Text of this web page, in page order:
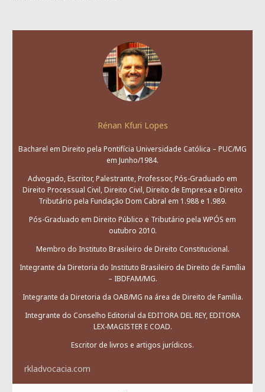
Rénan Kfuri Lopes
Bacharel em Direito pela Pontifícia Universidade Católica – PUC/MG
em Junho/1984.
Advogado, Escritor, Palestrante, Professor, Pós-Graduado em
Direito Processual Civil, Direito Civil, Direito de Empresa e Direito
Tributário pela Fundação Dom Cabral em 1.988 e 1.989.
Pós-Graduado em Direito Público e Tributário pela WPÓS em
outubro 2010.
Membro do Instituto Brasileiro de Direito Constitucional.
Integrante da Diretoria do Instituto Brasileiro de Direito de Família
– IBDFAM/MG.
Integrante da Diretoria da OAB/MG na área de Direito de Família.
Integrante do Conselho Editorial da EDITORA DEL REY, EDITORA
LEX-MAGISTER E COAD.
Escritor de livros e artigos jurídicos.
rkladvocacia.com